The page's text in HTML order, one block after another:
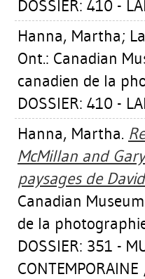
DOSSIER: 410 -
Hanna, Martha;
Ont.: Canadian
canadien de la
DOSSIER: 410 -
Hanna, Martha.
McMillan and
paysages de
Canadian
de la
DOSSIER: 351 -